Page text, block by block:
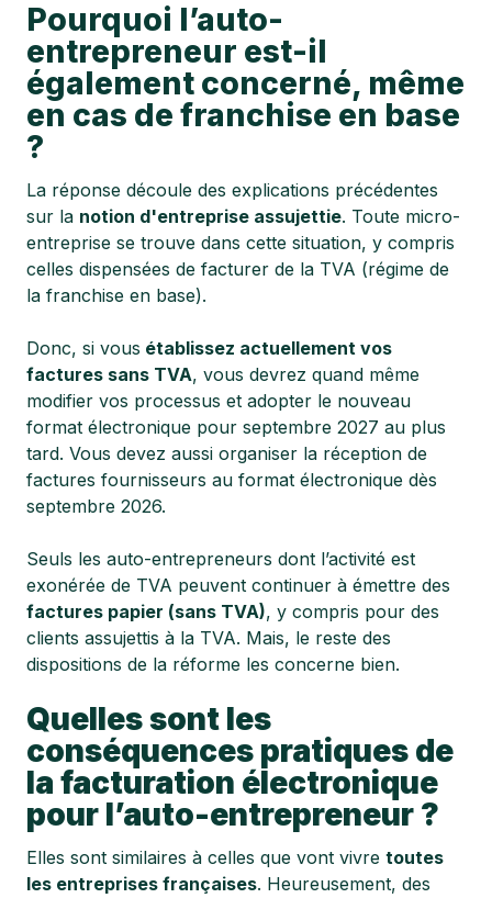
Pourquoi l’auto-
entrepreneur est-il
également concerné, même
en cas de franchise en base
?
La réponse découle des explications précédentes
sur la notion d'entreprise assujettie. Toute micro-
entreprise se trouve dans cette situation, y compris
celles dispensées de facturer de la TVA (régime de
la franchise en base).
Donc, si vous établissez actuellement vos
factures sans TVA, vous devrez quand même
modifier vos processus et adopter le nouveau
format électronique pour septembre 2027 au plus
tard. Vous devez aussi organiser la réception de
factures fournisseurs au format électronique dès
septembre 2026.
Seuls les auto-entrepreneurs dont l’activité est
exonérée de TVA peuvent continuer à émettre des
factures papier (sans TVA), y compris pour des
clients assujettis à la TVA. Mais, le reste des
dispositions de la réforme les concerne bien.
Quelles sont les
conséquences pratiques de
la facturation électronique
pour l’auto-entrepreneur ?
Elles sont similaires à celles que vont vivre toutes
les entreprises françaises. Heureusement, des